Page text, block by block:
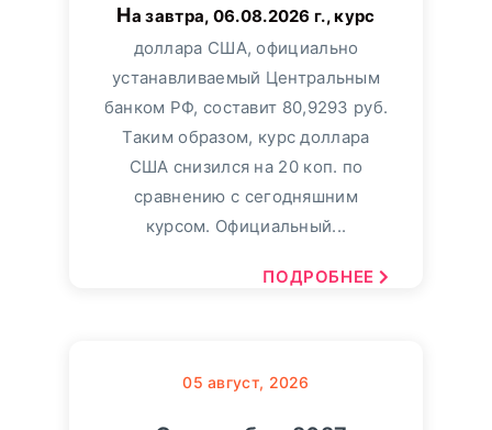
На завтра, 06.08.2026 г., курс
доллара США, официально
устанавливаемый Центральным
банком РФ, составит 80,9293 руб.
Таким образом, курс доллара
США снизился на 20 коп. по
сравнению с сегодняшним
курсом. Официальный...
ПОДРОБНЕЕ
05 август, 2026